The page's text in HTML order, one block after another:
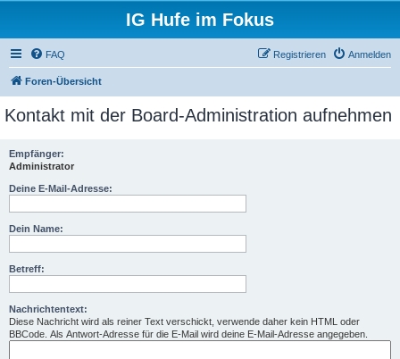
IG Hufe im Fokus
FAQ Anmelden
Registrieren
Foren-Übersicht
Kontakt mit der Board-Administration aufnehmen
Empfänger:
Administrator
Deine E-Mail-Adresse:
Dein Name:
Betreff:
Nachrichtentext:
Diese Nachricht wird als reiner Text verschickt, verwende daher kein HTML oder
BBCode. Als Antwort-Adresse für die E-Mail wird deine E-Mail-Adresse angegeben.